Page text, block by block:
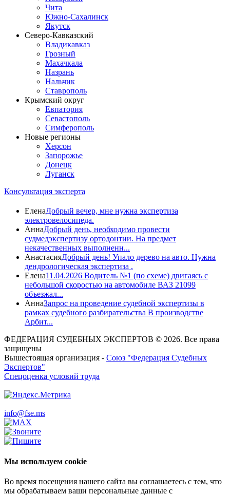
Чита
Южно-Сахалинск
Якутск
Северо-Кавказский
Владикавказ
Грозный
Махачкала
Назрань
Нальчик
Ставрополь
Крымский округ
Евпатория
Севастополь
Симферополь
Новые регионы
Херсон
Запорожье
Донецк
Луганск
Консультация эксперта
ЕленаДобрый вечер, мне нужна экспертиза
электровелосипеда.
АннаДобрый день, необходимо провести
судмедэкспертизу ортодонтии. На предмет
некачественных выполненн...
АнастасияДобрый день! Упало дерево на авто. Нужна
дендрологическая экспертиза .
Елена11.04.2026 Водитель №1 (по схеме) двигаясь с
небольшой скоростью на автомобиле ВАЗ 21099
объезжал...
АннаЗапрос на проведение судебной экспертизы в
рамках судебного разбирательства В производстве
Арбит...
ФЕДЕРАЦИЯ СУДЕБНЫХ ЭКСПЕРТОВ © 2026. Все права
защищены
Вышестоящая организация - Союз "Федерация Судебных
Экспертов"
Спецоценка условий труда
info@fse.ms
Мы используем cookie
Во время посещения нашего сайта вы соглашаетесь с тем, что
мы обрабатываем ваши персональные данные с